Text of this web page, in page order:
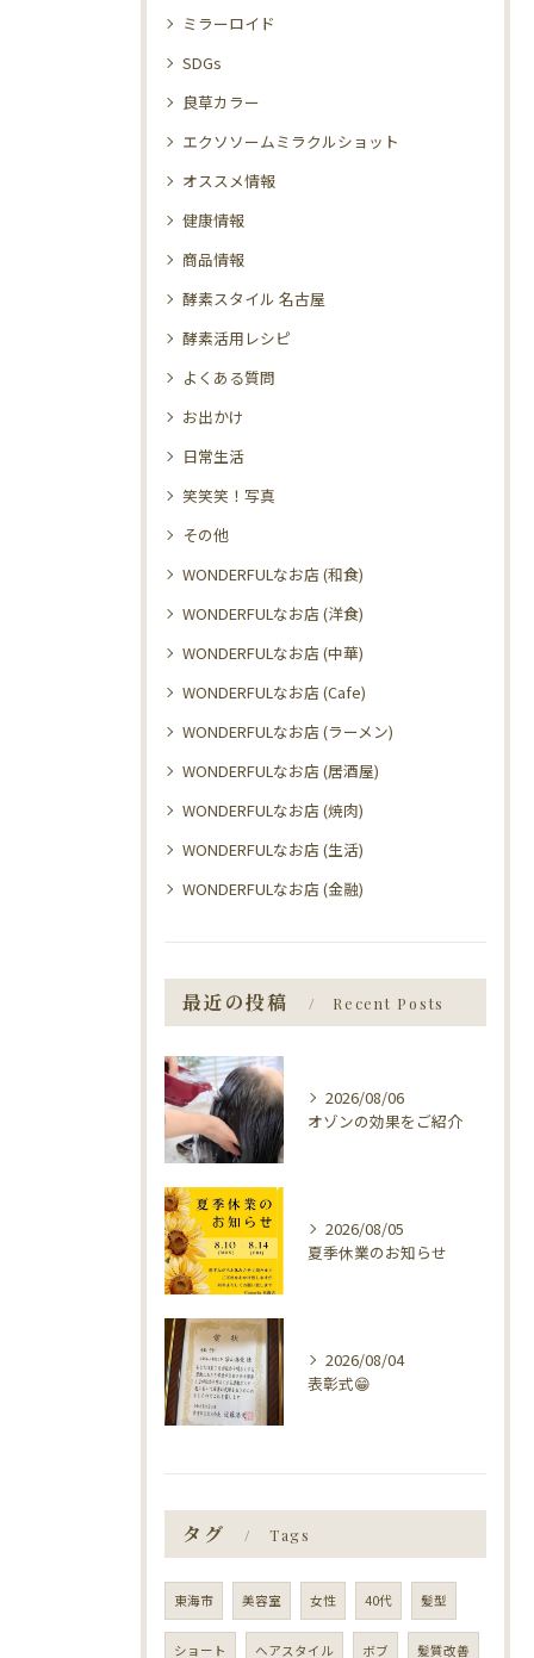
ミラーロイド
SDGs
良草カラー
エクソソームミラクルショット
オススメ情報
健康情報
商品情報
酵素スタイル 名古屋
酵素活用レシピ
よくある質問
お出かけ
日常生活
笑笑笑！写真
その他
WONDERFULなお店 (和食)
WONDERFULなお店 (洋食)
WONDERFULなお店 (中華)
WONDERFULなお店 (Cafe)
WONDERFULなお店 (ラーメン)
WONDERFULなお店 (居酒屋)
WONDERFULなお店 (焼肉)
WONDERFULなお店 (生活)
WONDERFULなお店 (金融)
最近の投稿 Recent Posts
2026/08/06
オゾンの効果をご紹介
2026/08/05
夏季休業のお知らせ
2026/08/04
表彰式😁
タグ Tags
東海市 美容室 女性 40代 髪型
ショート ヘアスタイル ボブ 髪質改善